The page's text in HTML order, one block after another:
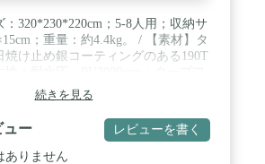
：320*230*220cm；5-8人用；収納サ
；重量：約4.4kg。 / 【素材】タ
焼け止め銀コーティングのある190T
繊維；タープポール：耐久性に優れ
性、遮光遮熱】耐水圧3000 mmの撥
ポリエステル生地を使用して、ター
りと縫製されているので縫い目か
雨漏りすることなく快適です。優
続きを見る
ュー レビューを書く
ありません